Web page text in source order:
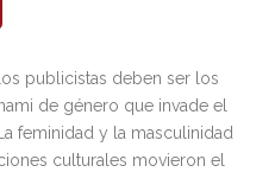
publicistas deben ser los
de género que invade el
feminidad y la masculinidad
culturales movieron el